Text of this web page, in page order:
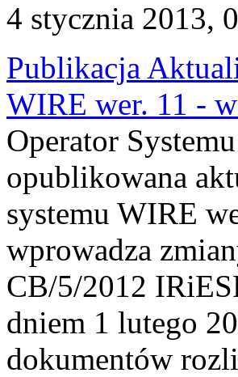
4 stycznia 2013,
Publikacja
WIRE wer. 11 -
Operator
opublikowana
systemu WIRE
wprowadza
CB/5/2012
dniem 1 lutego
dokumentów